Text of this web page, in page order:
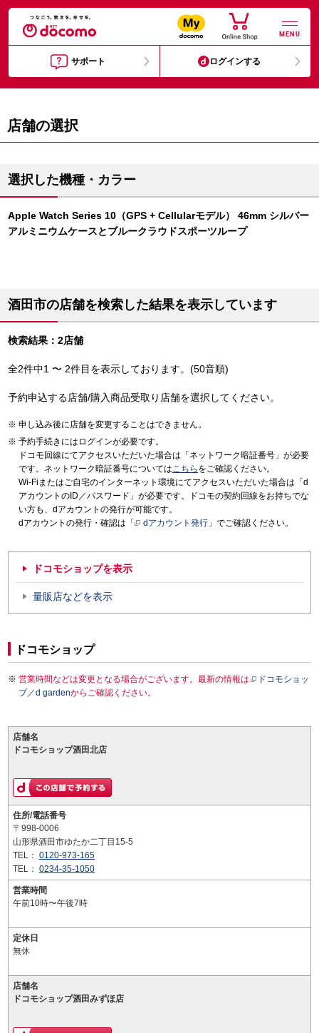
MENU
サポート ログインする
店舗の選択
選択した機種・カラー
Apple Watch Series 10（GPS + Cellularモデル） 46mm シルバー
アルミニウムケースとブルークラウドスポーツループ
酒田市の店舗を検索した結果を表示しています
検索結果：2店舗
全2件中1 〜 2件目を表示しております。(50音順)
予約申込する店舗/購入商品受取り店舗を選択してください。
申し込み後に店舗を変更することはできません。
予約手続きにはログインが必要です。
ドコモ回線にてアクセスいただいた場合は「ネットワーク暗証番号」が必要
です。ネットワーク暗証番号についてはこちら をご確認ください。
Wi-Fiまたはご自宅のインターネット環境にてアクセスいただいた場合は「d
アカウントのID／パスワード」が必要です。ドコモの契約回線をお持ちでな
い方も、dアカウントの発行が可能です。
dアカウントの発行・確認は「
dアカウント発行 」でご確認ください。
ドコモショップを表示
量販店などを表示
ドコモショップ
営業時間などは変更となる場合がございます。最新の情報は
ドコモショッ
プ／d gardenからご確認ください。
店舗名
ドコモショップ酒田北店
住所/電話番号
〒998-0006
山形県酒田市ゆたか二丁目15-5
TEL： 0120-973-165
TEL： 0234-35-1050
営業時間
午前10時〜午後7時
定休日
無休
店舗名
ドコモショップ酒田みずほ店